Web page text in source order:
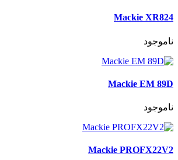
Mackie XR824
ناموجود
Mackie EM 89D
ناموجود
Mackie PROFX22V2